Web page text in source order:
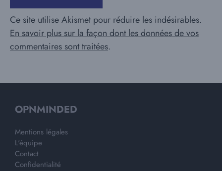
Ce site utilise Akismet pour réduire les indésirables.
En savoir plus sur la façon dont les données de vos
commentaires sont traitées.
OPNMINDED
Mentions légales
L'équipe
Contact
Confidentialité